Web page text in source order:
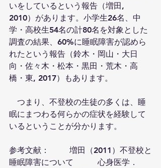
いをしているという報告（増田,
2010）があります。小学生26名、中
学・高校生54名の計80名を対象とした
調査の結果、60%に睡眠障害が認めら
れたという報告（鈴木・岡山・大日
向・佐々木・松本・黒田・荒木・高
橋・東, 2017）もあります。
つまり、不登校の生徒の多くは、睡
眠にまつわる何らかの症状を経験して
いるということが分かります。
参考文献：	増田（2011）不登校と
睡眠障害について	　心身医学．